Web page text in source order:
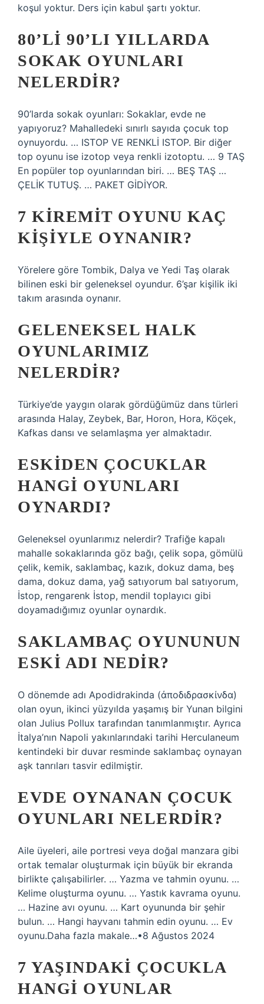
koşul yoktur. Ders için kabul şartı yoktur.
80’LI 90’LI YILLARDA
SOKAK OYUNLARI
NELERDIR?
90’larda sokak oyunları: Sokaklar, evde ne
yapıyoruz? Mahalledeki sınırlı sayıda çocuk top
oynuyordu. … ISTOP VE RENKLİ ISTOP. Bir diğer
top oyunu ise izotop veya renkli izotoptu. … 9 TAŞ
En popüler top oyunlarından biri. … BEŞ TAŞ …
ÇELİK TUTUŞ. … PAKET GİDİYOR.
7 KIREMIT OYUNU KAÇ
KIŞIYLE OYNANIR?
Yörelere göre Tombik, Dalya ve Yedi Taş olarak
bilinen eski bir geleneksel oyundur. 6’şar kişilik iki
takım arasında oynanır.
GELENEKSEL HALK
OYUNLARIMIZ
NELERDIR?
Türkiye’de yaygın olarak gördüğümüz dans türleri
arasında Halay, Zeybek, Bar, Horon, Hora, Köçek,
Kafkas dansı ve selamlaşma yer almaktadır.
ESKIDEN ÇOCUKLAR
HANGI OYUNLARI
OYNARDI?
Geleneksel oyunlarımız nelerdir? Trafiğe kapalı
mahalle sokaklarında göz bağı, çelik sopa, gömülü
çelik, kemik, saklambaç, kazık, dokuz dama, beş
dama, dokuz dama, yağ satıyorum bal satıyorum,
İstop, rengarenk İstop, mendil toplayıcı gibi
doyamadığımız oyunlar oynardık.
SAKLAMBAÇ OYUNUNUN
ESKI ADI NEDIR?
O dönemde adı Apodidrakinda (ἀποδιδρασκίνδα)
olan oyun, ikinci yüzyılda yaşamış bir Yunan bilgini
olan Julius Pollux tarafından tanımlanmıştır. Ayrıca
İtalya’nın Napoli yakınlarındaki tarihi Herculaneum
kentindeki bir duvar resminde saklambaç oynayan
aşk tanrıları tasvir edilmiştir.
EVDE OYNANAN ÇOCUK
OYUNLARI NELERDIR?
Aile üyeleri, aile portresi veya doğal manzara gibi
ortak temalar oluşturmak için büyük bir ekranda
birlikte çalışabilirler. … Yazma ve tahmin oyunu. …
Kelime oluşturma oyunu. … Yastık kavrama oyunu.
… Hazine avı oyunu. … Kart oyununda bir şehir
bulun. … Hangi hayvanı tahmin edin oyunu. … Ev
oyunu.Daha fazla makale…•8 Ağustos 2024
7 YAŞINDAKI ÇOCUKLA
HANGI OYUNLAR